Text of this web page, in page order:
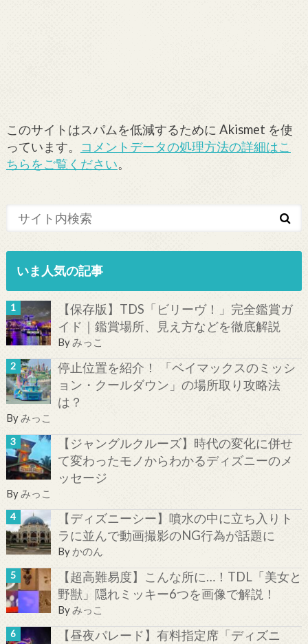
このサイトはスパムを低減するために Akismet を使
っています。 コメントデータの処理方法の詳細はこ
ちらをご覧ください。
いま人気の記事
【保存版】TDS「ビリーヴ！」完全鑑賞ガ
イド｜鑑賞場所、見え方などを徹底解説
Byみっこ
停止位置を紹介！ 「ベイマックスのミッシ
ョン・クールダウン」の場所取り攻略法
は？
Byみっこ
【ジャングルクルーズ】時代の変化に併せ
て変わったモノからわかるディズニーのメ
ッセージ
Byみっこ
【ディズニーシー】噴水の中に立ち入りト
ラに並んで動画撮影のNG行為が話題に
By かのん
【超高難易度】こんな所に…！TDL「美女と
野獣」隠れミッキー6つを画像で解説！
Byみっこ
【昼夜パレード】有料指定席「ディズニ